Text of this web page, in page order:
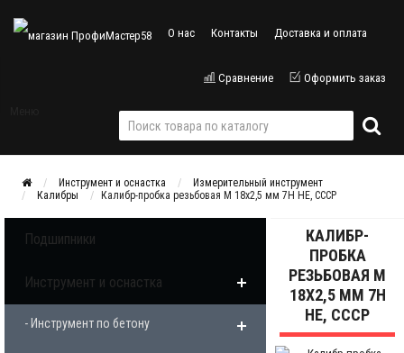
О нас Контакты Доставка и оплата
Сравнение Оформить заказ
Инструмент и оснастка
Измерительный инструмент
Калибры
Калибр-пробка резьбовая М 18х2,5 мм 7Н НЕ, СССР
Подшипники
Инструмент и оснастка
- Инструмент по бетону
КАЛИБР-
ПРОБКА
РЕЗЬБОВАЯ М
18Х2,5 ММ 7Н
НЕ, СССР